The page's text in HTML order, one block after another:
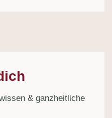
& ganzheitliche